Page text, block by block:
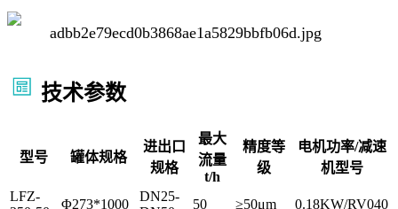
技术参数
型号 罐体规格
进出口
规格
最大
流量
t/h
精度等
级
电机功率/减速
机型号
LFZ-
Φ273*1000
DN25-
50 ≥50μm
0.18KW/RV040